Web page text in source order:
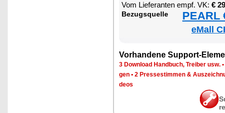
Vom Lie­fe­ran­ten empf. VK: €
Be­zugs­quel­le PEARL
eMall
Vor­han­de­ne Sup­port-
3 Down­load Hand­buch, Trei­ber usw. •
gen • 2 Pres­se­stim­men &
de­os